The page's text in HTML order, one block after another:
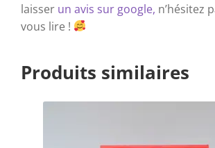
laisser un avis sur google, n’hésitez
vous lire !
Produits similaires